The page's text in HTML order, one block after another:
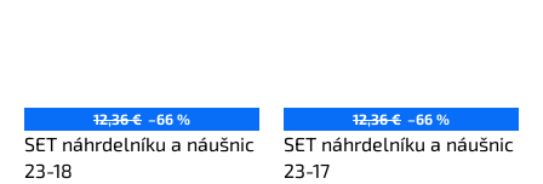
12,36 € –66 %
SET náhrdelníku a náušnic
23-18
12,36 € –66 %
SET náhrdelníku a náušnic
23-17